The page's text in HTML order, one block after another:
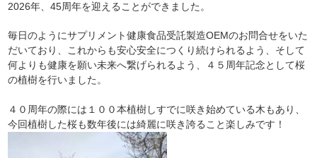
2026年、45周年を迎えることができました。
毎日のようにサプリメント健康食品受託製造OEMのお問合せをいた
だいており、これからも安心安全につくり続けられるよう、そして
何よりも健康を願い未来へ繋げられるよう、４５周年記念として桜
の植樹を行いました。
４０周年の際には１００本植樹しすでに咲き始めている木もあり、
今回植樹した桜も数年後には綺麗に咲き誇ること楽しみです！